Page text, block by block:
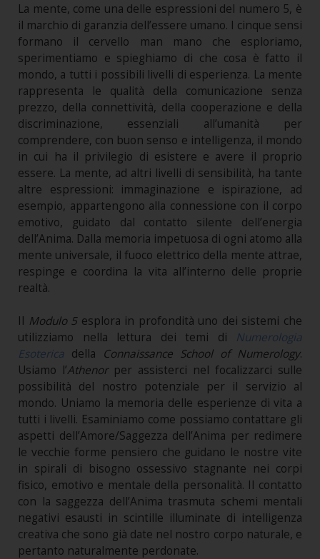
La mente, come una delle espressioni del numero 5, è
il marchio di garanzia dell’essere umano. I cinque sensi
formano il cervello man mano che esploriamo,
sperimentiamo e spieghiamo di che cosa è fatto il
mondo, a tutti i possibili livelli di esperienza. La mente
rappresenta le qualità della comunicazione senza
prezzo, della connettività, della cooperazione e della
discriminazione, essenziali all’umanità per
comprendere, con buon senso e intelligenza, il mondo
in cui ha il privilegio di esistere e avere il proprio
essere. La mente, ad altri livelli di sensibilità, ha tante
altre espressioni: immaginazione e ispirazione, ad
esempio, appartengono alla connessione con il corpo
emotivo, guidato dal contatto silente dell’energia
dell’Anima. Dalla memoria impetuosa di ogni atomo alla
mente universale, il fuoco elettrico della mente attrae,
respinge e coordina la vita all’interno delle proprie
realtà.
Il Modulo 5 esplora in profondità uno dei sistemi che
utilizziamo nella lettura dei temi di Numerologia
Esoterica della Connaissance School of Numerology.
Usiamo l’Athenorper assisterci nel focalizzarci sulle
possibilità del nostro potenziale per il servizio al
mondo. Uniamo la memoria delle esperienze di vita a
tutti i livelli. Esaminiamo come possiamo contattare gli
aspetti dell’Amore/Saggezza dell’Anima per redimere
le vecchie forme pensiero che guidano le nostre vite
in spirali di bisogno ossessivo stagnante nei corpi
fisico, emotivo e mentale della personalità. Il contatto
con la saggezza dell’Anima trasmuta schemi mentali
negativi esausti in scintille illuminate di intelligenza
creativa che sono già date nel nostro corpo naturale, e
pertanto naturalmente perdonate.